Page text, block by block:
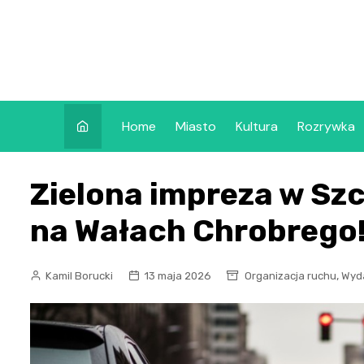
Home Miasto Kultura Rozrywka
Zielona impreza w
na Wałach Chrobrego!
Kamil Borucki 13 maja 2026 Organizacja ruchu,